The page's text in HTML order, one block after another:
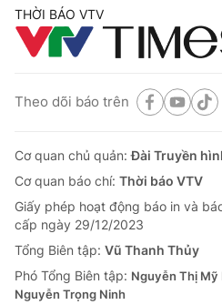
THỜI BÁO VTV
Theo dõi báo trên
Cơ quan chủ quản:Đài Truyền
Cơ quan báo chí: Thời báo VTV
Giấy phép hoạt động báo in và
cấp ngày 29/12/2023
Tổng Biên tập: Vũ Thanh Thủy
Phó Tổng Biên tập: Nguyễn Thị Mỹ
Nguyễn Trọng Ninh